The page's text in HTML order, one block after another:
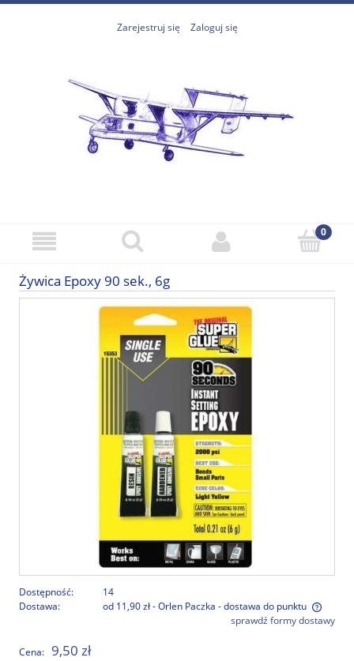
Zarejestruj się Zaloguj się
Żywica Epoxy 90 sek., 6g
Dostępność:
14
Dostawa:
od 11,90 zł- Orlen Paczka - dostawa do punktu
Cena nie zawiera ewentualnych kosztów płatnościsprawdź formy dostawy
Cena: 9,50 zł